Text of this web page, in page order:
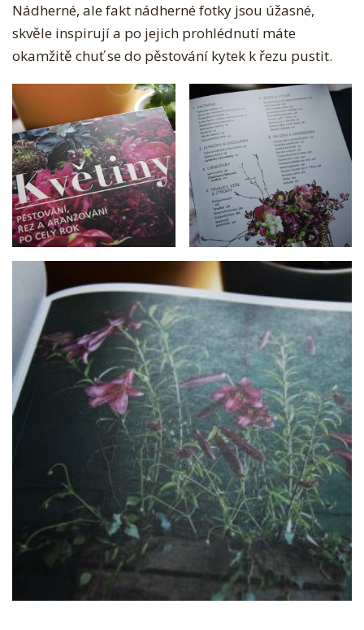
Nádherné, ale fakt nádherné fotky jsou úžasné,
skvěle inspirují a po jejich prohlédnutí máte
okamžitě chuť se do pěstování kytek k řezu pustit.